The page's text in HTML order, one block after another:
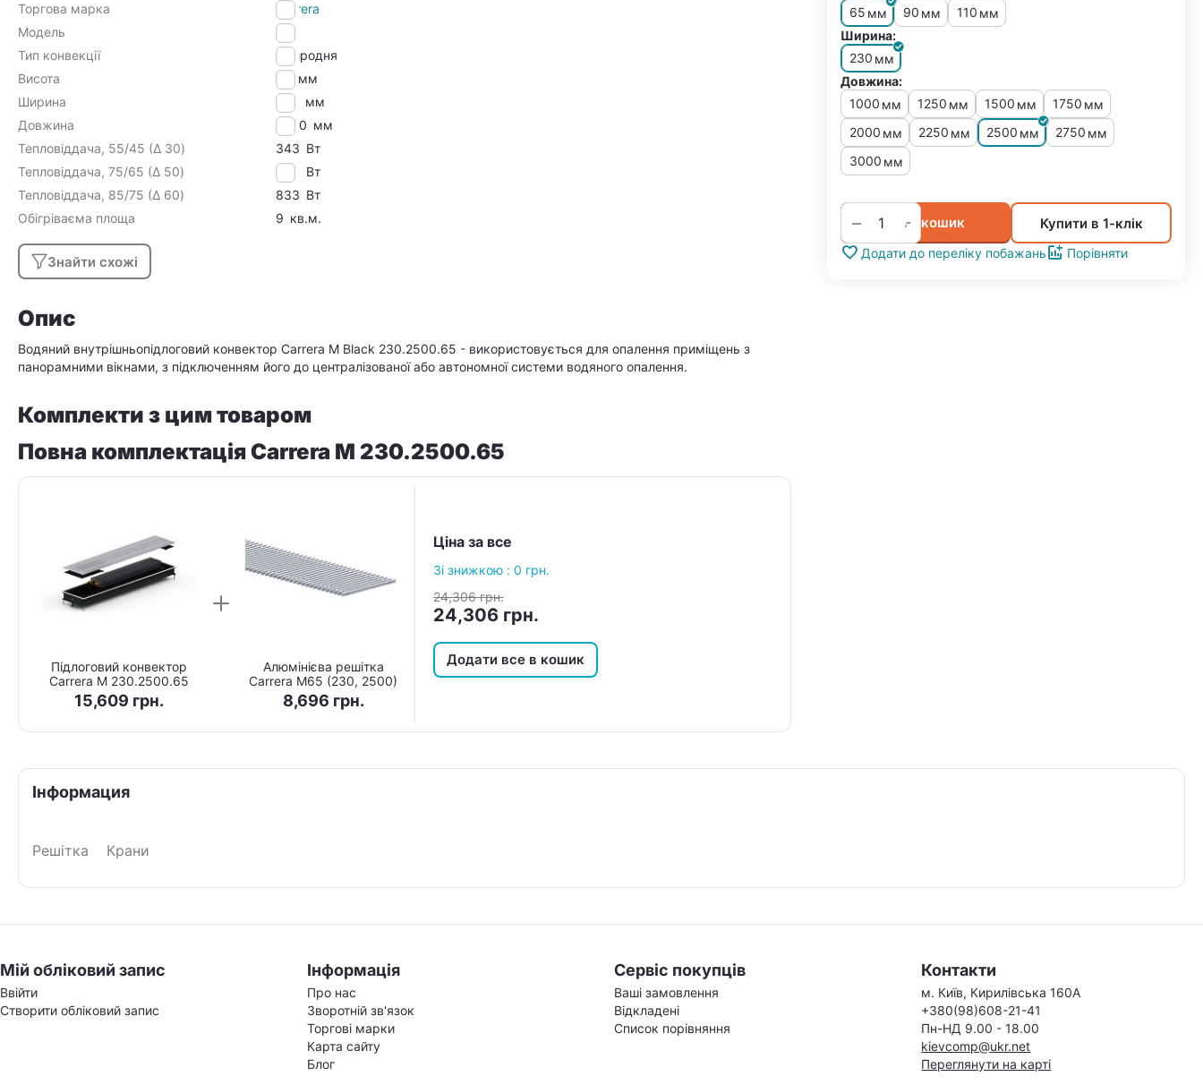
65 мм 90 мм 110 мм
Ширина:
230 мм
Довжина:
1000 мм 1250 мм 1500 мм 1750 мм
2000 мм 2250 мм 2500 мм 2750 мм
3000 мм
+
− У кошик Купити в 1-клік
Додати до переліку побажань Порівняти
Торгова марка
Carrera
Модель
M
Тип конвекції
Природня
Висота
65 мм
Ширина
230
мм
Довжина
2500 мм
Тепловіддача, 55/45 (Δ 30)
343 Вт
Тепловіддача, 75/65 (Δ 50)
686
Вт
Тепловіддача, 85/75 (Δ 60)
833 Вт
Обігріваєма площа
9 кв.м.
Знайти схожі
Опис
Водяний внутрішньопідлоговий конвектор Carrera M Black 230.2500.65 - використовується для опалення приміщень з
панорамними вікнами, з підключенням його до централізованої або автономної системи водяного опалення.
Комплекти з цим товаром
Повна комплектація Carrera M 230.2500.65
Підлоговий конвектор
Carrera M 230.2500.65
15,609 грн.
Алюмінієва решітка
Carrera M65 (230, 2500)
8,696 грн.
Ціна за все
Зі знижкою : 0 грн.
24,306грн.
24,306 грн.
Додати все в кошик
Інформация
Решітка Крани
Мій обліковий запис
Ввійти
Створити обліковий запис
Інформація
Про нас
Зворотній зв'язок
Торгові марки
Карта сайту
Блог
Сервіс покупців
Ваші замовлення
Відкладені
Список порівняння
Контакти
м. Київ, Кирилівська 160А
+380(98)608-21-41
Пн-НД 9.00 - 18.00
kievcomp@ukr.net
Переглянути на карті